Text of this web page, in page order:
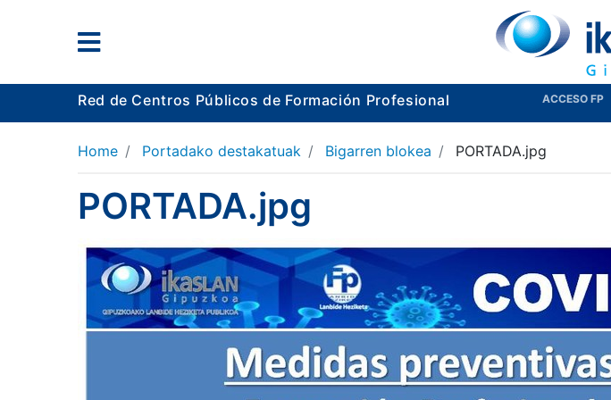
Red de Centros Públicos de Formación Profesional ACCESO FP
Home Portadako destakatuak Bigarren blokea PORTADA.jpg
PORTADA.jpg